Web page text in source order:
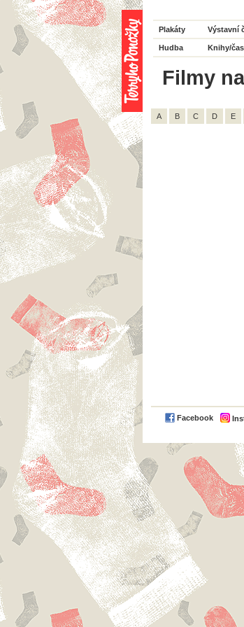
Plakáty Výstavní
Hudba Knihy/
Filmy
A B C D E
Facebook